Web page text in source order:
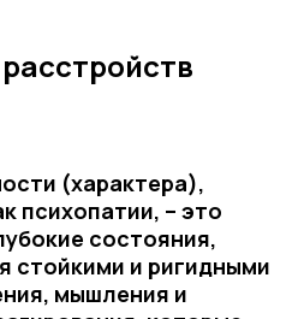
(характера),
психопатии, – это
состояния,
стойкими и ригидными
мышления и